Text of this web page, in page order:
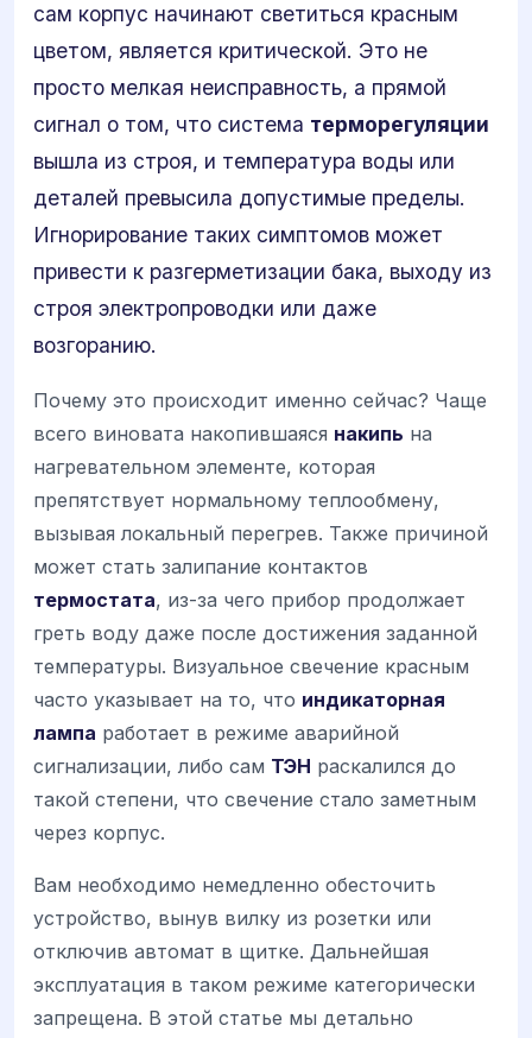
сам корпус начинают светиться красным
цветом, является критической. Это не
просто мелкая неисправность, а прямой
сигнал о том, что система терморегуляции
вышла из строя, и температура воды или
деталей превысила допустимые пределы.
Игнорирование таких симптомов может
привести к разгерметизации бака, выходу из
строя электропроводки или даже
возгоранию.
Почему это происходит именно сейчас? Чаще
всего виновата накопившаяся накипь на
нагревательном элементе, которая
препятствует нормальному теплообмену,
вызывая локальный перегрев. Также причиной
может стать залипание контактов
термостата, из-за чего прибор продолжает
греть воду даже после достижения заданной
температуры. Визуальное свечение красным
часто указывает на то, что индикаторная
лампа работает в режиме аварийной
сигнализации, либо сам ТЭН раскалился до
такой степени, что свечение стало заметным
через корпус.
Вам необходимо немедленно обесточить
устройство, вынув вилку из розетки или
отключив автомат в щитке. Дальнейшая
эксплуатация в таком режиме категорически
запрещена. В этой статье мы детально